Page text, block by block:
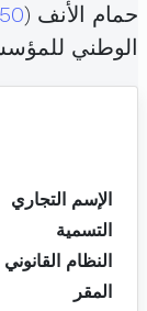
حمام الأنف (
الوطني
الإسم التجاري
التسمية
النظام القانوني
المقر